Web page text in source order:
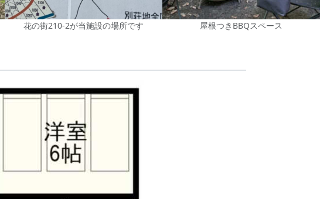
花の街210-2が当施設の場所です 屋根つきBBQスペース